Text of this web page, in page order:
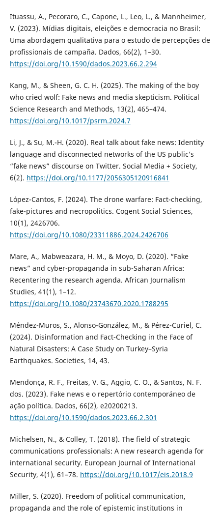
Ituassu, A., Pecoraro, C., Capone, L., Leo, L., & Mannheimer,
V. (2023). Mídias digitais, eleições e democracia no Brasil:
Uma abordagem qualitativa para o estudo de percepções de
profissionais de campaña. Dados, 66(2), 1–30.
https://doi.org/10.1590/dados.2023.66.2.294
Kang, M., & Sheen, G. C. H. (2025). The making of the boy
who cried wolf: Fake news and media skepticism. Political
Science Research and Methods, 13(2), 465–474.
https://doi.org/10.1017/psrm.2024.7
Li, J., & Su, M.-H. (2020). Real talk about fake news: Identity
language and disconnected networks of the US public’s
“fake news” discourse on Twitter. Social Media + Society,
6(2). https://doi.org/10.1177/2056305120916841
López-Cantos, F. (2024). The drone warfare: Fact-checking,
fake-pictures and necropolitics. Cogent Social Sciences,
10(1), 2426706.
https://doi.org/10.1080/23311886.2024.2426706
Mare, A., Mabweazara, H. M., & Moyo, D. (2020). “Fake
news” and cyber-propaganda in sub-Saharan Africa:
Recentering the research agenda. African Journalism
Studies, 41(1), 1–12.
https://doi.org/10.1080/23743670.2020.1788295
Méndez-Muros, S., Alonso-González, M., & Pérez-Curiel, C.
(2024). Disinformation and Fact-Checking in the Face of
Natural Disasters: A Case Study on Turkey–Syria
Earthquakes. Societies, 14, 43.
Mendonça, R. F., Freitas, V. G., Aggio, C. O., & Santos, N. F.
dos. (2023). Fake news e o repertório contemporáneo de
ação política. Dados, 66(2), e20200213.
https://doi.org/10.1590/dados.2023.66.2.301
Michelsen, N., & Colley, T. (2018). The field of strategic
communications professionals: A new research agenda for
international security. European Journal of International
Security, 4(1), 61–78. https://doi.org/10.1017/eis.2018.9
Miller, S. (2020). Freedom of political communication,
propaganda and the role of epistemic institutions in